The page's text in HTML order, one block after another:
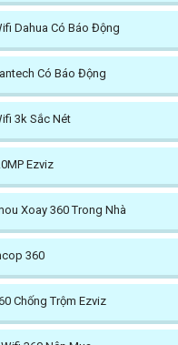
Dahua Có Báo Động
Có Báo Động
3k Sắc Nét
Ezviz
Xoay 360 Trong Nhà
360
Chống Trộm Ezviz